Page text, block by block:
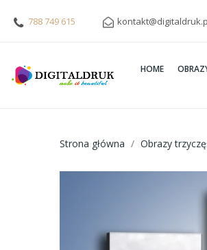
788 749 615
HOME
Strona główna Obrazy